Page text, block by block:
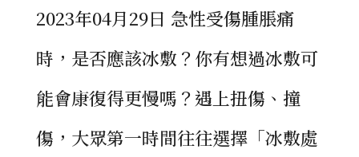
2023年04月29日 急性受傷腫脹痛
時，是否應該冰敷？你有想過冰敷可
能會康復得更慢嗎？遇上扭傷、撞
傷，大眾第一時間往往選擇「冰敷處